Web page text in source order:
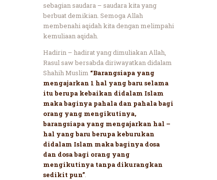
sebagian saudara – saudara kita yang
berbuat demikian. Semoga Allah
membenahi aqidah kita dengan melimpahi
kemuliaan aqidah.
Hadirin – hadirat yang dimuliakan Allah,
Rasul saw bersabda diriwayatkan didalam
Shahih Muslim “Barangsiapa yang
mengajarkan 1 hal yang baru selama
itu berupa kebaikan didalam Islam
maka baginya pahala dan pahala bagi
orang yang mengikutinya,
barangsiapa yang mengajarkan hal –
hal yang baru berupa keburukan
didalam Islam maka baginya dosa
dan dosa bagi orang yang
mengikutinya tanpa dikurangkan
sedikit pun”.